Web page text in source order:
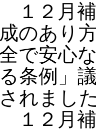
１２月補
成のあり
全で安心
る条例」
されまし
１２月